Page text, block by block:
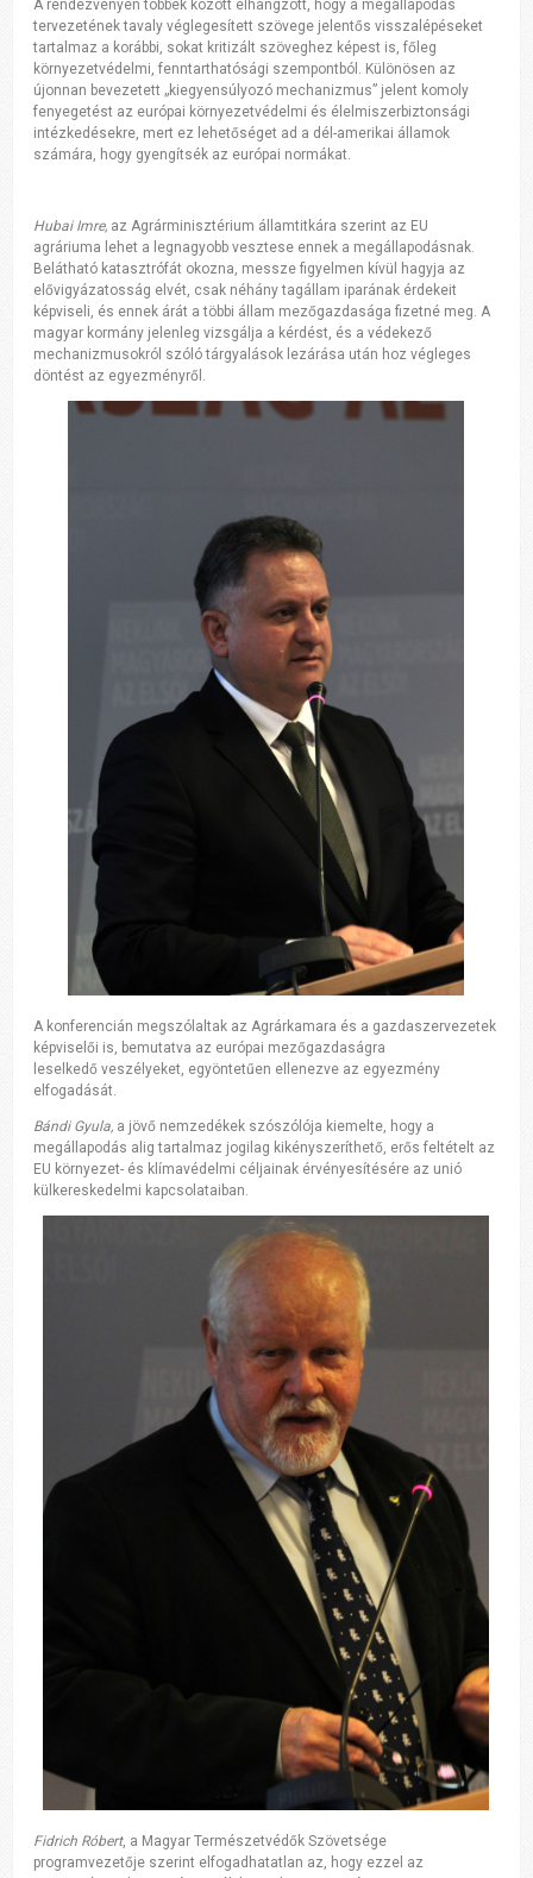
A rendezvényen többek között elhangzott, hogy a megállapodás
tervezetének tavaly véglegesített szövege jelentős visszalépéseket
tartalmaz a korábbi, sokat kritizált szöveghez képest is, főleg
környezetvédelmi, fenntarthatósági szempontból. Különösen az
újonnan bevezetett „kiegyensúlyozó mechanizmus” jelent komoly
fenyegetést az európai környezetvédelmi és élelmiszerbiztonsági
intézkedésekre, mert ez lehetőséget ad a dél-amerikai államok
számára, hogy gyengítsék az európai normákat.
Hubai Imre, az Agrárminisztérium államtitkára szerint az EU
agráriuma lehet a legnagyobb vesztese ennek a megállapodásnak.
Belátható katasztrófát okozna, messze figyelmen kívül hagyja az
elővigyázatosság elvét, csak néhány tagállam iparának érdekeit
képviseli, és ennek árát a többi állam mezőgazdasága fizetné meg. A
magyar kormány jelenleg vizsgálja a kérdést, és a védekező
mechanizmusokról szóló tárgyalások lezárása után hoz végleges
döntést az egyezményről.
A konferencián megszólaltak az Agrárkamara és a gazdaszervezetek
képviselői is, bemutatva az európai mezőgazdaságra
leselkedő veszélyeket, egyöntetűen ellenezve az egyezmény
elfogadását.
Bándi Gyula, a jövő nemzedékek szószólója kiemelte, hogy a
megállapodás alig tartalmaz jogilag kikényszeríthető, erős feltételt az
EU környezet- és klímavédelmi céljainak érvényesítésére az unió
külkereskedelmi kapcsolataiban.
Fidrich Róbert, a Magyar Természetvédők Szövetsége
programvezetője szerint elfogadhatatlan az, hogy ezzel az